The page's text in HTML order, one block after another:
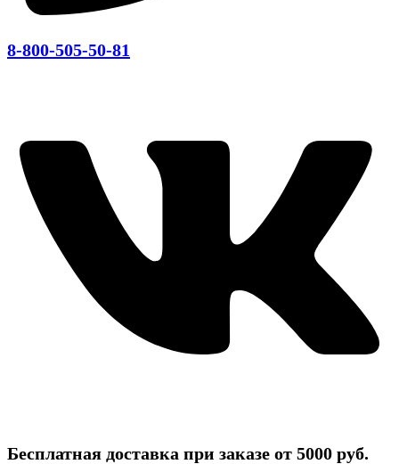
8-800-505-50-81
Бесплатная доставка при заказе от 5000 руб.